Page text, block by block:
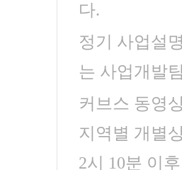
다.
정기 사업설
는 사업개발
커브스 동영
지역별 개별
2시 10분 이